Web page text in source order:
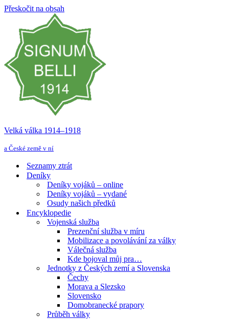
Přeskočit na obsah
Velká válka 1914–⁠⁠⁠⁠⁠⁠1918
a České země v ní
Seznamy ztrát
Deníky
Deníky vojáků – online
Deníky vojáků – vydané
Osudy našich předků
Encyklopedie
Vojenská služba
Prezenční služba v míru
Mobilizace a povolávání za války
Válečná služba
Kde bojoval můj pra…
Jednotky z Českých zemí a Slovenska
Čechy
Morava a Slezsko
Slovensko
Domobranecké prapory
Průběh války